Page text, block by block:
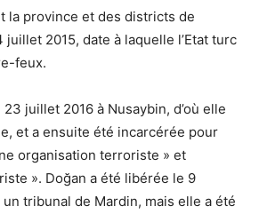
la province et des districts de
2015, date à laquelle l’Etat turc
feux.
juillet 2016 à Nusaybin, d’où elle
et a ensuite été incarcérée pour
organisation terroriste » et
». Doğan a été libérée le 9
tribunal de Mardin, mais elle a été